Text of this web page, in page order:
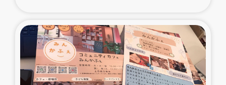
ガザ地区での公園の緑化を通じた支援事業
ガザ地区における被災住民への緊急支援